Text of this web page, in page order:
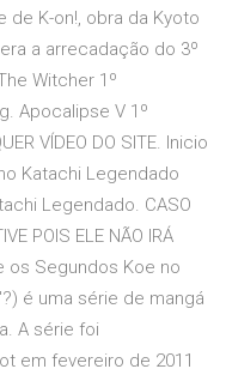
de K-on!, obra da Kyoto
a arrecadação do 3º
Witcher 1º
Apocalipse V 1º
VÍDEO DO SITE. Inicio
Katachi Legendado
Legendado. CASO
POIS ELE NÃO IRÁ
os Segundos Koe no
é uma série de mangá
A série foi
em fevereiro de 2011